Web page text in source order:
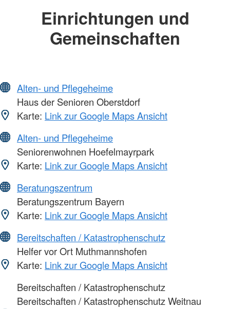
Einrichtungen und
Gemeinschaften
Alten- und Pflegeheime
Haus der Senioren Oberstdorf
Karte: Link zur Google Maps Ansicht
Alten- und Pflegeheime
Seniorenwohnen Hoefelmayrpark
Karte: Link zur Google Maps Ansicht
Beratungszentrum
Beratungszentrum Bayern
Karte: Link zur Google Maps Ansicht
Bereitschaften / Katastrophenschutz
Helfer vor Ort Muthmannshofen
Karte: Link zur Google Maps Ansicht
Bereitschaften / Katastrophenschutz
Bereitschaften / Katastrophenschutz Weitnau